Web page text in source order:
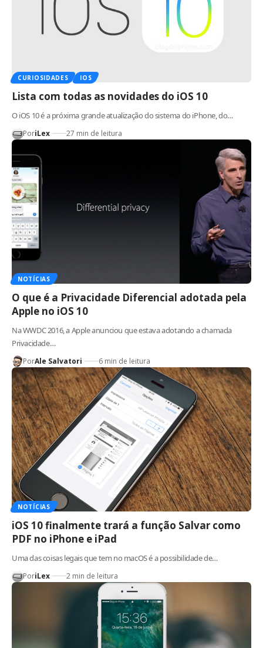
CURIOSIDADES IOS
Lista com todas as novidades do iOS 10
O iOS 10 é a próxima grande atualização do sistema do iPhone, do…
PoriLex 27 min de leitura
NOTÍCIAS
O que é a Privacidade Diferencial adotada pela
Apple no iOS 10
Na WWDC 2016, a Apple anunciou que estava adotando a chamada
Privacidade…
PorAle Salvatori 6 min de leitura
NOTÍCIAS
iOS 10 finalmente trará a função Salvar como
PDF no iPhone e iPad
Uma das coisas legais que tem no macOS é a possibilidade de…
PoriLex 2 min de leitura